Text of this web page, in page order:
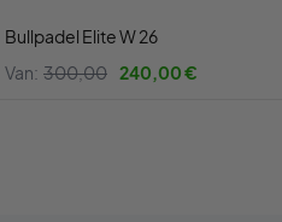
Bullpadel Elite W 26
Van: 300,00 240,00 €